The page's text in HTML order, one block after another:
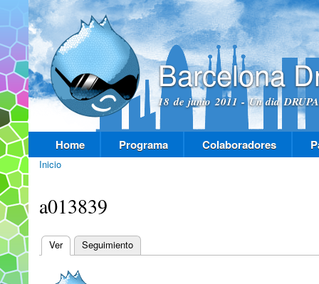
Barcelona
18 de junio 2011 - Un dia
Menú principal
Home Programa Colaboradores
Inicio
a013839
Solapas principales
Ver(solapa activa)
Seguimiento